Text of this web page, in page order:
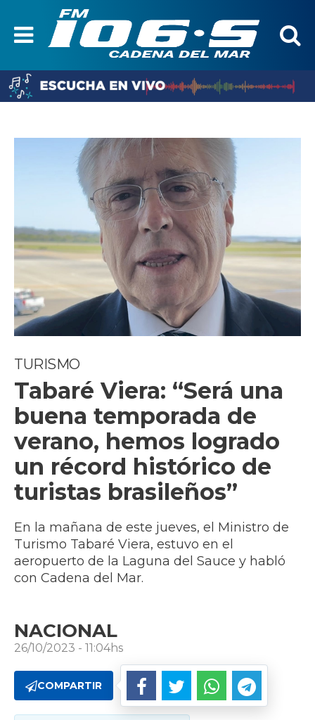
TURISMO
Tabaré Viera: “Será una
buena temporada de
verano, hemos logrado
un récord histórico de
turistas brasileños”
En la mañana de este jueves, el Ministro de
Turismo Tabaré Viera, estuvo en el
aeropuerto de la Laguna del Sauce y habló
con Cadena del Mar.
NACIONAL
26/10/2023 - 11:04hs
COMPARTIR